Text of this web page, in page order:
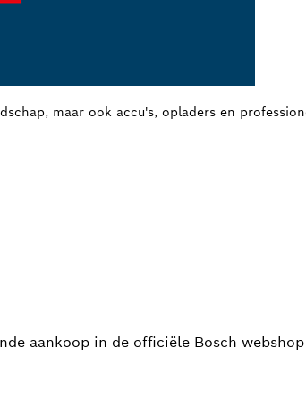
maar ook accu's, opladers en
aankoop in de officiële Bosch